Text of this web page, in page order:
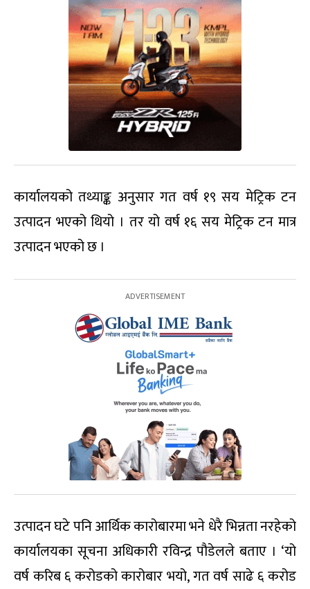
कार्यालयको तथ्याङ्क अनुसार गत वर्ष १९ सय मेट्रिक टन
उत्पादन भएको थियो । तर यो वर्ष १६ सय मेट्रिक टन मात्र
उत्पादन भएको छ ।
उत्पादन घटे पनि आर्थिक कारोबारमा भने धेरै भिन्नता नरहेको
कार्यालयका सूचना अधिकारी रविन्द्र पौडेलले बताए । ‘यो
वर्ष करिब ६ करोडको कारोबार भयो, गत वर्ष साढे ६ करोड